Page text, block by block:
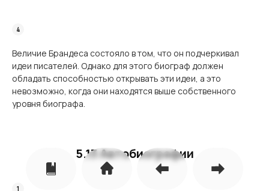
Величие Брандеса состояло в том, что он подчеркивал
идеи писателей. Однако для этого биограф должен
обладать способностью открывать эти идеи, а это
невозможно, когда они находятся выше собственного
уровня биографа.
5.13 Автобиографии